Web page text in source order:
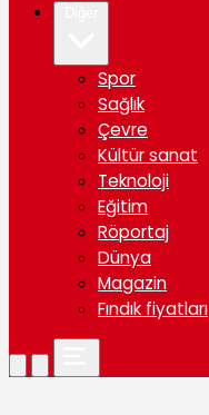
Spor
Sağlık
Çevre
Kültür sanat
Teknoloji
Eğitim
Röportaj
Dünya
Magazin
Fındık fiyatları